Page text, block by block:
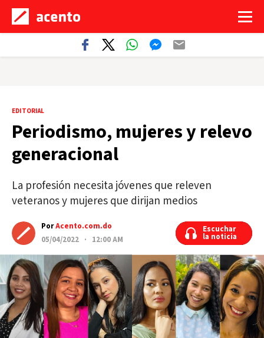
EDITORIAL
Periodismo, mujeres y relevo
generacional
La profesión necesita jóvenes que releven
veteranos y mujeres que dirijan medios
PorAcento.com.do
05/04/2022 · 12:00 AM
Escuchar
la noticia
Escuchar
la noticia